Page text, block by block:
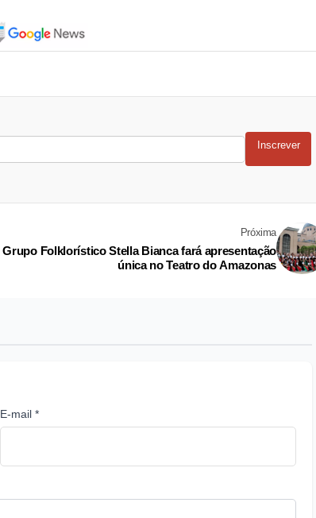
Inscrever
Próxima
Grupo Folklorístico Stella Bianca fará apresentação
única no Teatro do Amazonas
E-mail *